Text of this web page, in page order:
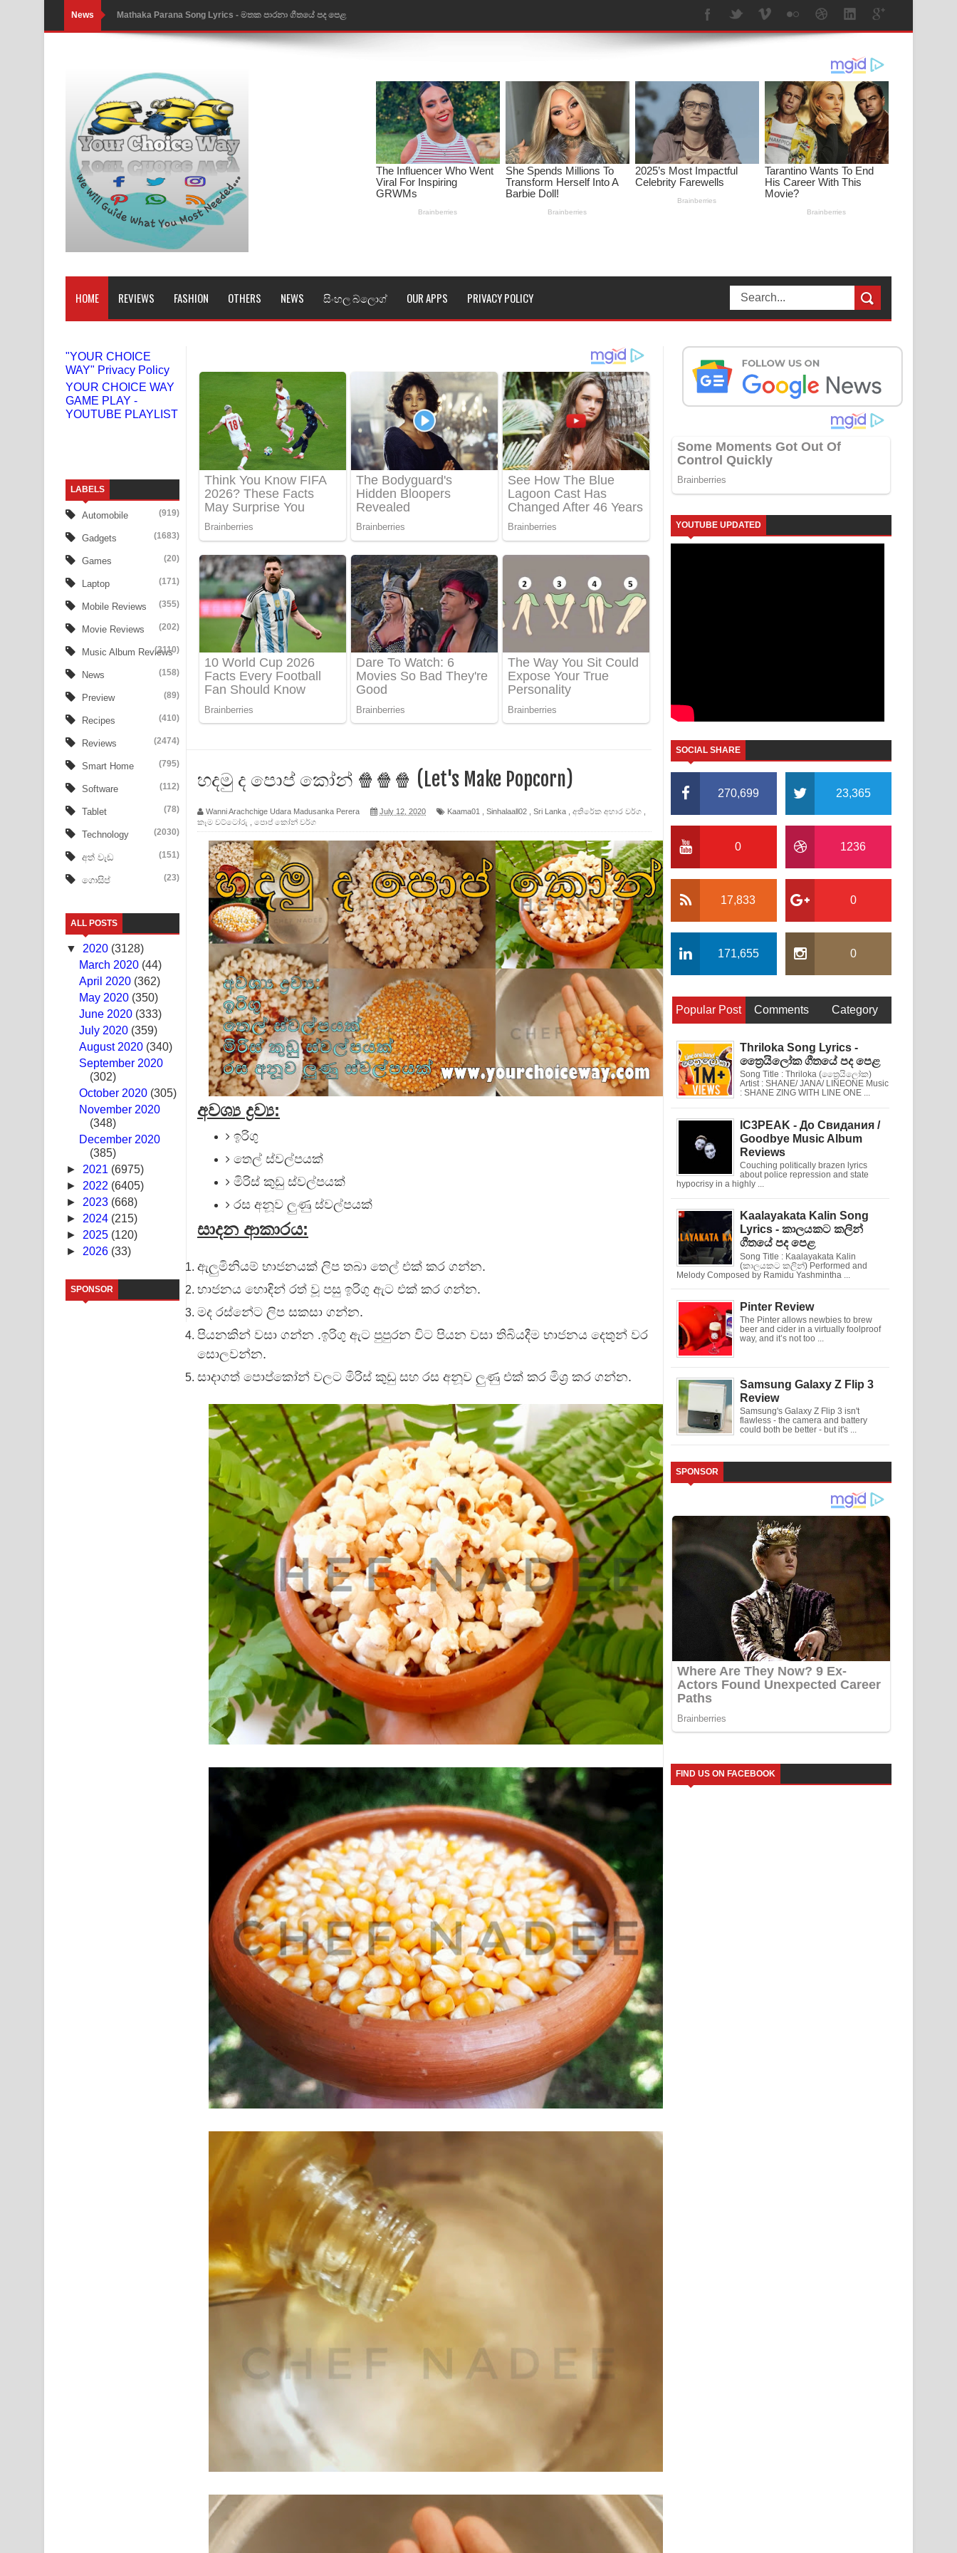
News Nimnadhen Song Lyrics - නිම්නාදෙන් ගීතයේ පද පෙළ
Obamai Mage Adare Song Lyrics - ඔබමයි මගේ ආදරේ ගීතයේ පද පෙළ
Pansal Gihin Song Lyrics - පන්සල් ගිහිං ගීතයේ පද පෙළ
Ankeliya Song Lyrics - අංකෙළිය ගීතයේ පද පෙළ
DEAR GOD Song Lyrics - ඩියර් ගෝඩ් ගීතයේ පද පෙළ
MANAMALA KATHA Song Lyrics - මනමාල කතා ගීතයේ පද පෙළ
Dai Dai Lyrics - Shakira, Burna Boy | 2026 football world cup song lyrics
Lassana Amma Song Lyrics - ලස්සන අම්මා ගීතයේ පද පෙළ
Gemak Deela Song Lyrics - ගේමක් දීලා ගීතයේ පද පෙළ
Doni Song Lyrics - දෝණි ගීතයේ පද පෙළ
Benthara Palame Song Lyrics - බෙන්තර පාලමේ ගීතයේ පද පෙළ
Sanda Babalena Song Lyrics - සඳ බැබලෙන ගීතයේ පද පෙළ
Adare Wadi Nisa Song Lyrics - ආදරේ වැඩි නිසා ගීතයේ පද පෙළ
UNUHUMA Song Lyrics - උණුහුම ගීතයේ පද පෙළ
Katakara Song Lyrics - කටකාර ගීතයේ පද පෙළ
Tharu Yaye Dilena Song Lyrics - තරු යායේ දිලෙනා ගීතයේ පද පෙළ
Ow Man Sosa Song Lyrics - ඔව් මං සෝසා ගීතයේ පද පෙළ
Heavy Weight Song Lyrics
Aye Lanweela Song Lyrics - ආයේ ලංවීලා ගීතයේ පද පෙළ
Ala purannata Song Lyrics - ආල පුරන්නට ගීතයේ පද පෙළ
Apa Hamuwee Song Lyrics - අප හමුවී ගීතයේ පද පෙළ
PATHINIYE Song Lyrics - පතිනියනේ ගීතයේ පද පෙළ
Sorry Sir Song Lyrics - සොරි සර් ගීතයේ පද පෙළ
Mathaka Aluthin Liyanna Song Lyrics - මතක අලුතින් ලියන්න ගීතයේ පද පෙළ
Sandak Awith Song Lyrics - සඳක් ඇවිත් ගීතයේ පද පෙළ
Swetha Sande Song Lyrics - ශ්වේත සඳේ ගීතයේ පද පෙළ
Ma Igili Giya Lyrics - මා ඉගිලී ගියා ගීතයේ පද පෙළ
Ras Balan Song Lyrics - රැස් බලන් ගීතයේ පද පෙළ
Hoda sihiyen Song Lyrics - හොද සිහියෙන් ගීතයේ පද පෙළ
Awanken Song Lyrics - අවංකෙන් ගීතයේ පද පෙළ
Pa Sina Song Lyrics - පෑ සිනා ගීතයේ පද පෙළ
Pemwanthiye Song Lyrics - පෙම්වන්තියේ ගීතයේ පද පෙළ
Manobhawa Song Lyrics - මනෝභව ගීතයේ පද පෙළ
Akahe Indala Song Lyrics - ආකාහේ ඉඳලා ගීතයේ පද පෙළ
Raawaya Song Lyrics - රාවය ගීතයේ පද පෙළ
Saddeta Denna Song Lyrics - සද්දෙට දෙන්න ගීතයේ පද පෙළ
Kaalaya Song Lyrics - කාලය ගීතයේ පද පෙළ
Aramuna Song Lyrics - අරමුණ ගීතයේ පද පෙළ
Sandata Duka Hithila Song Lyrics - සඳට දුක හිතිලා ගීතයේ පද පෙළ
Sihina Song Lyrics - සිහින ගීතයේ පද පෙළ
Father Song Lyrics - ෆාදර් ගීතයේ පද පෙළ
NEENA Song Lyrics - නීනා ගීතයේ පද පෙළ
Ahimi Wimai Himi Song Lyrics - අහිමි විමයි හිමි ගීතයේ පද පෙළ
Mathaka Parana Song Lyrics - මතක පාරනා ගීතයේ පද පෙළ
HOME REVIEWS FASHION OTHERS NEWS සිංහල බ්ලොග් OUR APPS PRIVACY POLICY
"YOUR CHOICE
WAY" Privacy Policy
YOUR CHOICE WAY
GAME PLAY -
YOUTUBE PLAYLIST
LABELS
Automobile (919)
Gadgets (1683)
Games (20)
Laptop (171)
Mobile Reviews (355)
Movie Reviews (202)
Music Album Reviews
(3110)
News (158)
Preview (89)
Recipes (410)
Reviews (2474)
Smart Home (795)
Software (112)
Tablet (78)
Technology (2030)
අත් වැඩ (151)
ගොසිප් (23)
ALL POSTS
▼ 2020 (3128)
March 2020 (44)
April 2020 (362)
May 2020 (350)
June 2020 (333)
July 2020 (359)
August 2020 (340)
September 2020
(302)
October 2020 (305)
November 2020
(348)
December 2020
(385)
► 2021 (6975)
► 2022 (6405)
► 2023 (668)
► 2024 (215)
► 2025 (120)
► 2026 (33)
SPONSOR
හදමු ද පොප් කෝන් 🍿🍿🍿 (Let's Make Popcorn)
Wanni Arachchige Udara Madusanka Perera July 12, 2020 Kaama01 Sinhalaall02 Sri Lanka අතිරේක අහාර වර්ග
කෑම වට්ටෝරු
පොප් කෝන් වර්ග
අවශ්‍ය ද්‍රව්‍ය:
ඉරිගු
තෙල් ස්වල්පයක්
මිරිස් කුඩු ස්වල්පයක්
රස අනූව ලුණු ස්වල්පයක්
සාදන ආකාරය:
ඇලුමිනියම් භාජනයක් ලිප තබා තෙල් එක් කර ගන්න.
භාජනය හොඳින් රත් වූ පසු ඉරිගු ඇට එක් කර ගන්න.
මද රස්නේට ලිප සකසා ගන්න.
පියනකින් වසා ගන්න .ඉරිගු ඇට පුපුරන විට පියන වසා තිබියදීම භාජනය දෙතුන් වර
සොලවන්න.
සාදාගත් පොප්කෝන් වලට මිරිස් කුඩු සහ රස අනූව ලුණු එක් කර මිශ්‍ර කර ගන්න.
YOUTUBE UPDATED
SOCIAL SHARE
270,699 23,365
0 1236
17,833 0
171,655 0
Popular Post Comments Category
Thriloka Song Lyrics -
ත්‍රෛයිලෝක ගීතයේ පද පෙළ
Song Title : Thriloka (ත්‍රෛයිලෝක)
Artist : SHANE/ JANA/ LINEONE Music
: SHANE ZING WITH LINE ONE ...
IC3PEAK - До Свидания /
Goodbye Music Album
Reviews
Couching politically brazen lyrics
about police repression and state
hypocrisy in a highly ...
Kaalayakata Kalin Song
Lyrics - කාලයකට කලින්
ගීතයේ පද පෙළ
Song Title : Kaalayakata Kalin
(කාලයකට කලින්) Performed and
Melody Composed by Ramidu Yashmintha ...
Pinter Review
The Pinter allows newbies to brew
beer and cider in a virtually foolproof
way, and it’s not too ...
Samsung Galaxy Z Flip 3
Review
Samsung's Galaxy Z Flip 3 isn't
flawless - the camera and battery
could both be better - but it's ...
SPONSOR
FIND US ON FACEBOOK